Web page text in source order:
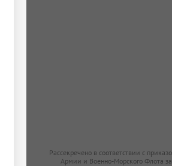
Рассекречено в соответствии с
Армии и Военно-Морского Флота